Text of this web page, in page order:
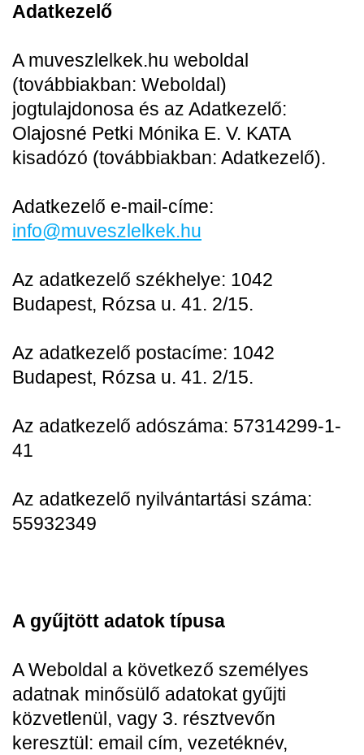
Adatkezelő
A muveszlelkek.hu weboldal
(továbbiakban: Weboldal)
jogtulajdonosa és az Adatkezelő:
Olajosné Petki Mónika E. V. KATA
kisadózó (továbbiakban: Adatkezelő).
Adatkezelő e-mail-címe:
info@muveszlelkek.hu
Az adatkezelő székhelye: 1042
Budapest, Rózsa u. 41. 2/15.
Az adatkezelő postacíme: 1042
Budapest, Rózsa u. 41. 2/15.
Az adatkezelő adószáma: 57314299-1-
41
Az adatkezelő nyilvántartási száma:
55932349
A gyűjtött adatok típusa
A Weboldal a következő személyes
adatnak minősülő adatokat gyűjti
közvetlenül, vagy 3. résztvevőn
keresztül: email cím, vezetéknév,